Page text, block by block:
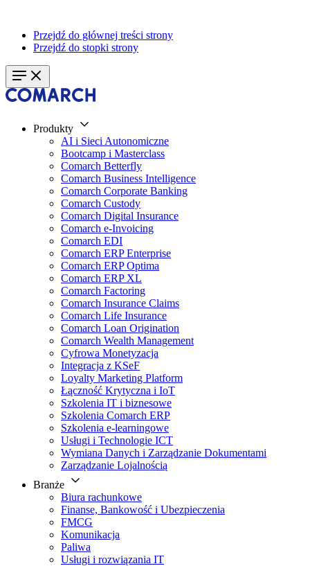
Przejdź do głównej treści strony
Przejdź do stopki strony
Produkty
AI i Sieci Autonomiczne
Bootcamp i Masterclass
Comarch Betterfly
Comarch Business Intelligence
Comarch Corporate Banking
Comarch Custody
Comarch Digital Insurance
Comarch e-Invoicing
Comarch EDI
Comarch ERP Enterprise
Comarch ERP Optima
Comarch ERP XL
Comarch Factoring
Comarch Insurance Claims
Comarch Life Insurance
Comarch Loan Origination
Comarch Wealth Management
Cyfrowa Monetyzacja
Integracja z KSeF
Loyalty Marketing Platform
Łączność Krytyczna i IoT
Szkolenia IT i biznesowe
Szkolenia Comarch ERP
Szkolenia e-learningowe
Usługi i Technologie ICT
Wymiana Danych i Zarządzanie Dokumentami
Zarządzanie Lojalnością
Branże
Biura rachunkowe
Finanse, Bankowość i Ubezpieczenia
FMCG
Komunikacja
Paliwa
Usługi i rozwiązania IT